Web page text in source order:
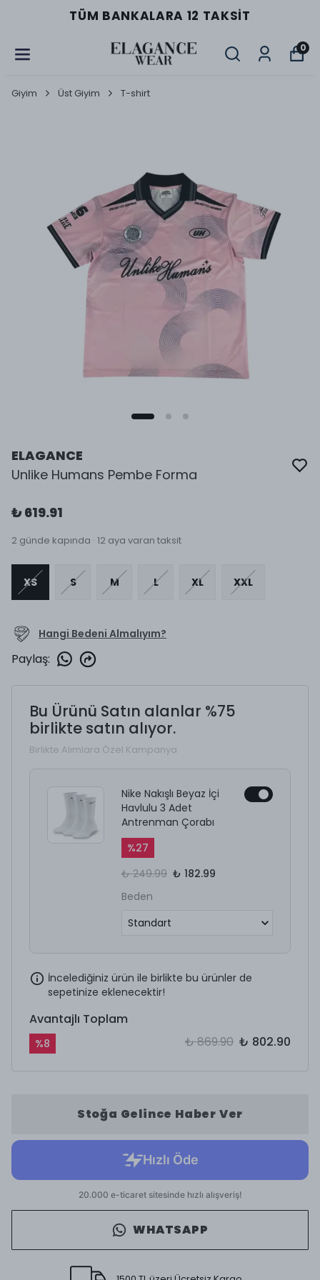
TÜM BANKALARA 12 TAKSIT
0
Giyim Üst Giyim T-shirt
ELAGANCE
Unlike Humans Pembe Forma
₺ 619.91
2 günde kapında · 12 aya varan taksit
XS S M L XL XXL
Hangi Bedeni Almalıyım?
Paylaş:
Bu Ürünü Satın alanlar %75
birlikte satın alıyor.
Birlikte Alımlara Özel Kampanya
Nike Nakışlı Beyaz İçi
Havlulu 3 Adet
Antrenman Çorabı
%27
₺ 249.99 ₺ 182.99
Beden
İncelediğiniz ürün ile birlikte bu ürünler de
sepetinize eklenecektir!
Avantajlı Toplam
%8 ₺ 869.90 ₺ 802.90
Stoğa Gelince Haber Ver
WHATSAPP